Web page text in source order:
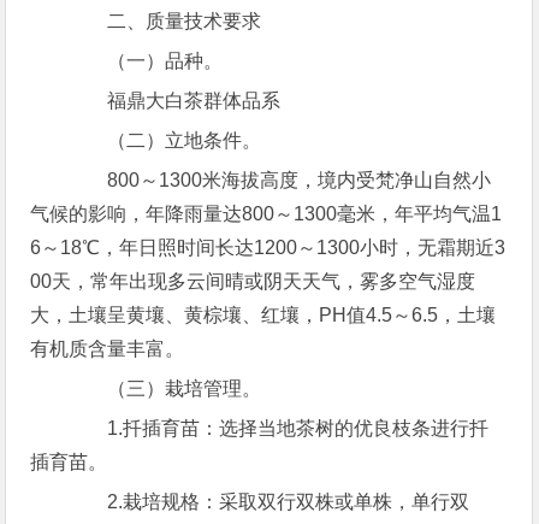
二、质量技术要求
（一）品种。
福鼎大白茶群体品系
（二）立地条件。
800～1300米海拔高度，境内受梵净山自然小
气候的影响，年降雨量达800～1300毫米，年平均气温1
6～18℃，年日照时间长达1200～1300小时，无霜期近3
00天，常年出现多云间晴或阴天天气，雾多空气湿度
大，土壤呈黄壤、黄棕壤、红壤，PH值4.5～6.5，土壤
有机质含量丰富。
（三）栽培管理。
1.扦插育苗：选择当地茶树的优良枝条进行扦
插育苗。
2.栽培规格：采取双行双株或单株，单行双